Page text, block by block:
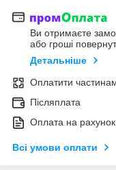
Ви отримаєте
або гроші
Детальніше
Оплатити
Післяплата
Оплата на рахунок
Всі умови оплати